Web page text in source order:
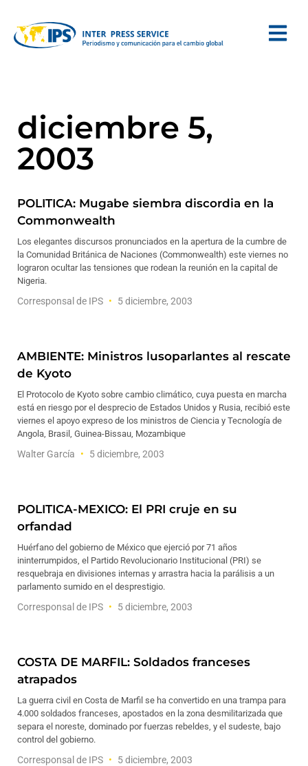
diciembre 5,
2003
POLITICA: Mugabe siembra discordia en la
Commonwealth
Los elegantes discursos pronunciados en la apertura de la cumbre de
la Comunidad Británica de Naciones (Commonwealth) este viernes no
lograron ocultar las tensiones que rodean la reunión en la capital de
Nigeria.
Corresponsal de IPS 5 diciembre, 2003
AMBIENTE: Ministros lusoparlantes al rescate
de Kyoto
El Protocolo de Kyoto sobre cambio climático, cuya puesta en marcha
está en riesgo por el desprecio de Estados Unidos y Rusia, recibió este
viernes el apoyo expreso de los ministros de Ciencia y Tecnología de
Angola, Brasil, Guinea-Bissau, Mozambique
Walter García 5 diciembre, 2003
POLITICA-MEXICO: El PRI cruje en su
orfandad
Huérfano del gobierno de México que ejerció por 71 años
ininterrumpidos, el Partido Revolucionario Institucional (PRI) se
resquebraja en divisiones internas y arrastra hacia la parálisis a un
parlamento sumido en el desprestigio.
Corresponsal de IPS 5 diciembre, 2003
COSTA DE MARFIL: Soldados franceses
atrapados
La guerra civil en Costa de Marfil se ha convertido en una trampa para
4.000 soldados franceses, apostados en la zona desmilitarizada que
separa el noreste, dominado por fuerzas rebeldes, y el sudeste, bajo
control del gobierno.
Corresponsal de IPS 5 diciembre, 2003